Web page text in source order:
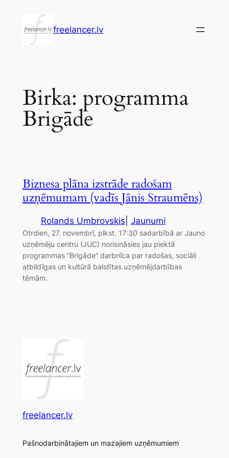
saturu
freelancer.lv
Birka: programma
Brigāde
Biznesa plāna izstrāde radošam
uzņēmumam (vadīs Jānis Straumēns)
Rolands Umbrovskis Jaunumi
Otrdien, 27. novembrī, plkst. 17:30 sadarbībā ar Jauno
uzņēmēju centru (JUC) norisināsies jau piektā
programmas “Brigāde” darbnīca par radošas, sociāli
atbildīgas un kultūrā balstītas uzņēmējdarbības
tēmām.
freelancer.lv
Pašnodarbinātajiem un mazajiem uzņēmumiem